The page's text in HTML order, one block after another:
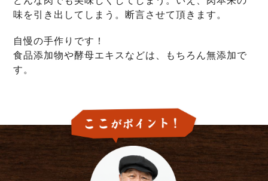
味を引き出してしまう。断言させて頂きます。
自慢の手作りです！
食品添加物や酵母エキスなどは、もちろん無添加で
す。